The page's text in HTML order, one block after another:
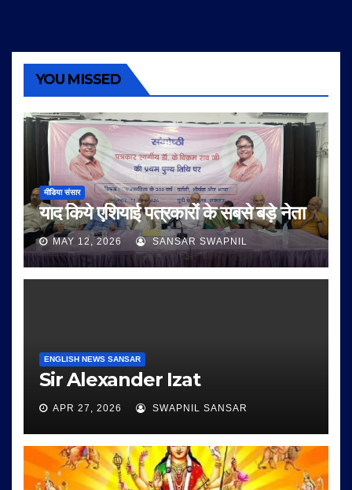
YOU MISSED
मीडिया संसार
याद किये एशियाई पत्रकारों के सबसे बड़े नेता
MAY 12, 2026 SANSAR SWAPNIL
ENGLISH NEWS SANSAR
Sir Alexander Izat
APR 27, 2026 SWAPNIL SANSAR